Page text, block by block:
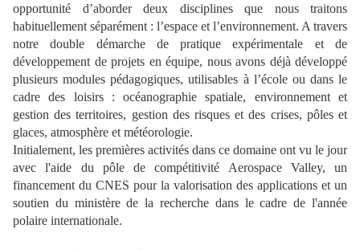
opportunité d’aborder deux disciplines que nous traitons
habituellement séparément : l’espace et l’environnement. A travers
notre double démarche de pratique expérimentale et de
développement de projets en équipe, nous avons déjà développé
plusieurs modules pédagogiques, utilisables à l’école ou dans le
cadre des loisirs : océanographie spatiale, environnement et
gestion des territoires, gestion des risques et des crises, pôles et
glaces, atmosphère et météorologie.
Initialement, les premières activités dans ce domaine ont vu le jour
avec l'aide du pôle de compétitivité Aerospace Valley, un
financement du CNES pour la valorisation des applications et un
soutien du ministère de la recherche dans le cadre de l'année
polaire internationale.